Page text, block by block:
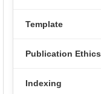
Template
Publication Ethics
Indexing